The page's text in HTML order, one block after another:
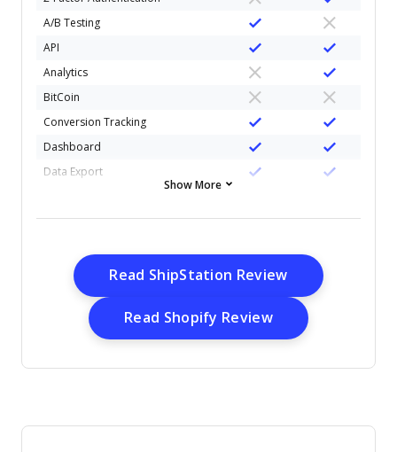
A/B Testing
API
Analytics
BitCoin
Conversion Tracking
Dashboard
Data Export
Data Visualization
External Integrations
Inventory Tracking
Keyword Tracking
Multi-User
Show More
Read ShipStation ReviewOpens New
Read Shopify ReviewOpens New